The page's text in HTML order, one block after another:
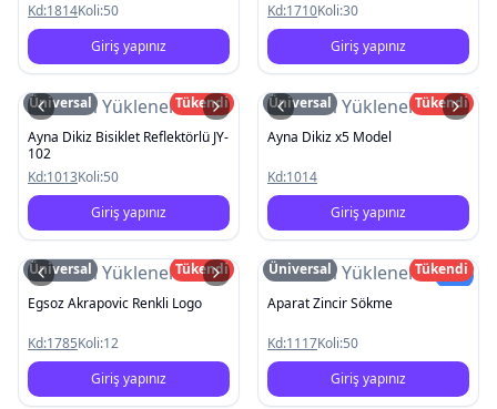
Kd:1814Koli:50
Giriş yapınız
Kd:1710Koli:30
Giriş yapınız
Resim Yüklenemedi
Üniversal
Tükendi
Ayna Dikiz Bisiklet Reflektörlü JY-
102
Kd:1013Koli:50
Giriş yapınız
Resim Yüklenemedi
Üniversal
Tükendi
Ayna Dikiz x5 Model
Kd:1014
Giriş yapınız
Resim Yüklenemedi
Üniversal
Tükendi
Egsoz Akrapovic Renkli Logo
Kd:1785Koli:12
Giriş yapınız
Resim YüklenemediYeni
Üniversal
Tükendi
Aparat Zincir Sökme
Kd:1117Koli:50
Giriş yapınız